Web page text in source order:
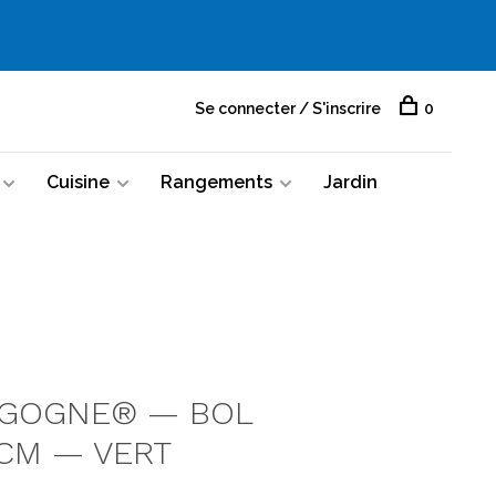
Cuisine Rangements Jardin
Se connecter / S'inscrire 0
— BOL
— VERT